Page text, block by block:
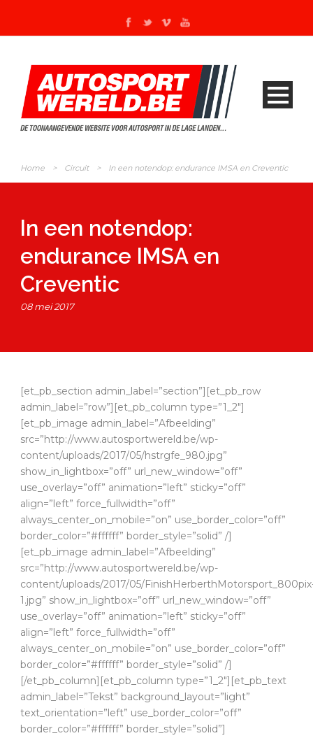
Home > Circuit > In een notendop: endurance IMSA en Creventic
In een notendop:
endurance IMSA en
Creventic
08 mei 2017
[et_pb_section admin_label=”section”][et_pb_row
admin_label=”row”][et_pb_column type=”1_2″]
[et_pb_image admin_label=”Afbeelding”
src=”http://www.autosportwereld.be/wp-
content/uploads/2017/05/hstrgfe_980.jpg”
show_in_lightbox=”off” url_new_window=”off”
use_overlay=”off” animation=”left” sticky=”off”
align=”left” force_fullwidth=”off”
always_center_on_mobile=”on” use_border_color=”off”
border_color=”#ffffff” border_style=”solid” /]
[et_pb_image admin_label=”Afbeelding”
src=”http://www.autosportwereld.be/wp-
content/uploads/2017/05/
1.jpg” show_in_lightbox=”off” url_new_window=”off”
use_overlay=”off” animation=”left” sticky=”off”
align=”left” force_fullwidth=”off”
always_center_on_mobile=”on” use_border_color=”off”
border_color=”#ffffff” border_style=”solid” /]
[/et_pb_column][et_pb_column type=”1_2″][et_pb_text
admin_label=”Tekst” background_layout=”light”
text_orientation=”left” use_border_color=”off”
border_color=”#ffffff” border_style=”solid”]